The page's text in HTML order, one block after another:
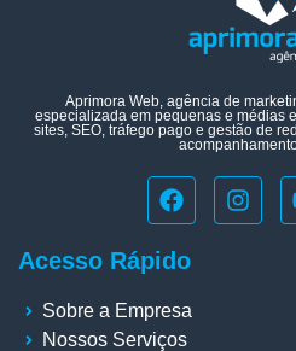
Aprimora Web, agência de
especializada em pequenas e médias
sites, SEO, tráfego pago e gestão de
Acesso Rápido
Sobre a Empresa
Nossos Serviços